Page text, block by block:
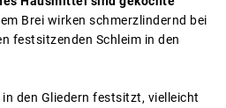
Brei wirken schmerzlindernd bei
festsitzenden Schleim in den
den Gliedern festsitzt, vielleicht